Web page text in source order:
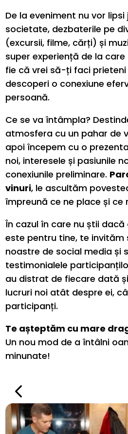
De la eveniment nu vor lipsi
societate, dezbaterile pe
(excursii, filme, cărți) și
super experiență de la care
fie că vrei să-ți faci prieteni
descoperi o conexiune
persoană.
Ce se va întâmpla?
atmosfera cu un pahar de
apoi începem cu o
noi, interesele și pasiunile
conexiunile preliminare.
vinuri, le ascultăm
împreună ce ne place și ce
În cazul în care nu știi
este pentru tine, te invităm
noastre de social media și
testimonialele
au distrat de fiecare dată
lucruri noi atât despre ei,
participanți.
Te așteptăm cu mare drag
Un nou mod de a întâlni
minunate!